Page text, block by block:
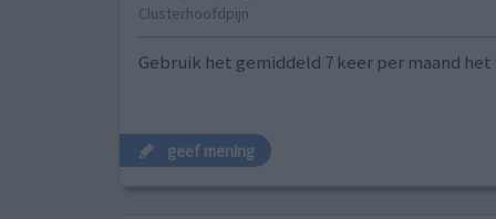
Clusterhoofdpijn
Gebruik het gemiddeld 7 keer per maand
geef mening